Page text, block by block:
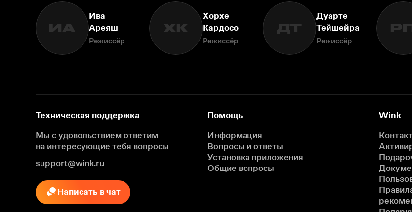
ИА
Ива
Ареяш
Режиссёр
ХК
Хорхе
Кардосо
Режиссёр
ДТ
Дуарте
Тейшейра
Режиссёр
РП
Техническая поддержка
Мы с удовольствием ответим
на интересующие тебя вопросы
support@wink.ru
Написать в чат
Помощь
Информация
Вопросы и ответы
Установка приложения
Общие вопросы
Wink